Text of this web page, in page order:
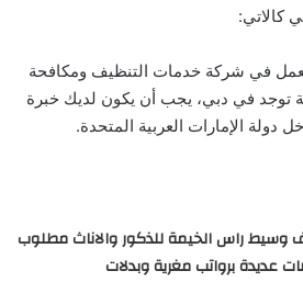
كالاتي:
في شركة خدمات التنظيف ومكافحة
توجد في دبي، يجب أن يكون لديك خبرة
دولة الإمارات العربية المتحدة.
وسيط راس الخيمة للذكور والاناث مطلوب
عديدة برواتب مغرية وبدلات